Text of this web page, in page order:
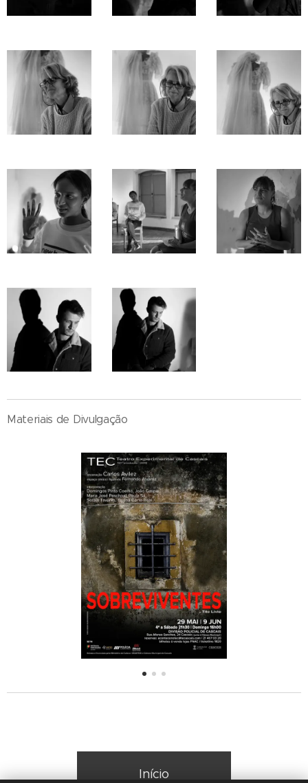
Materiais de Divulgação
Início